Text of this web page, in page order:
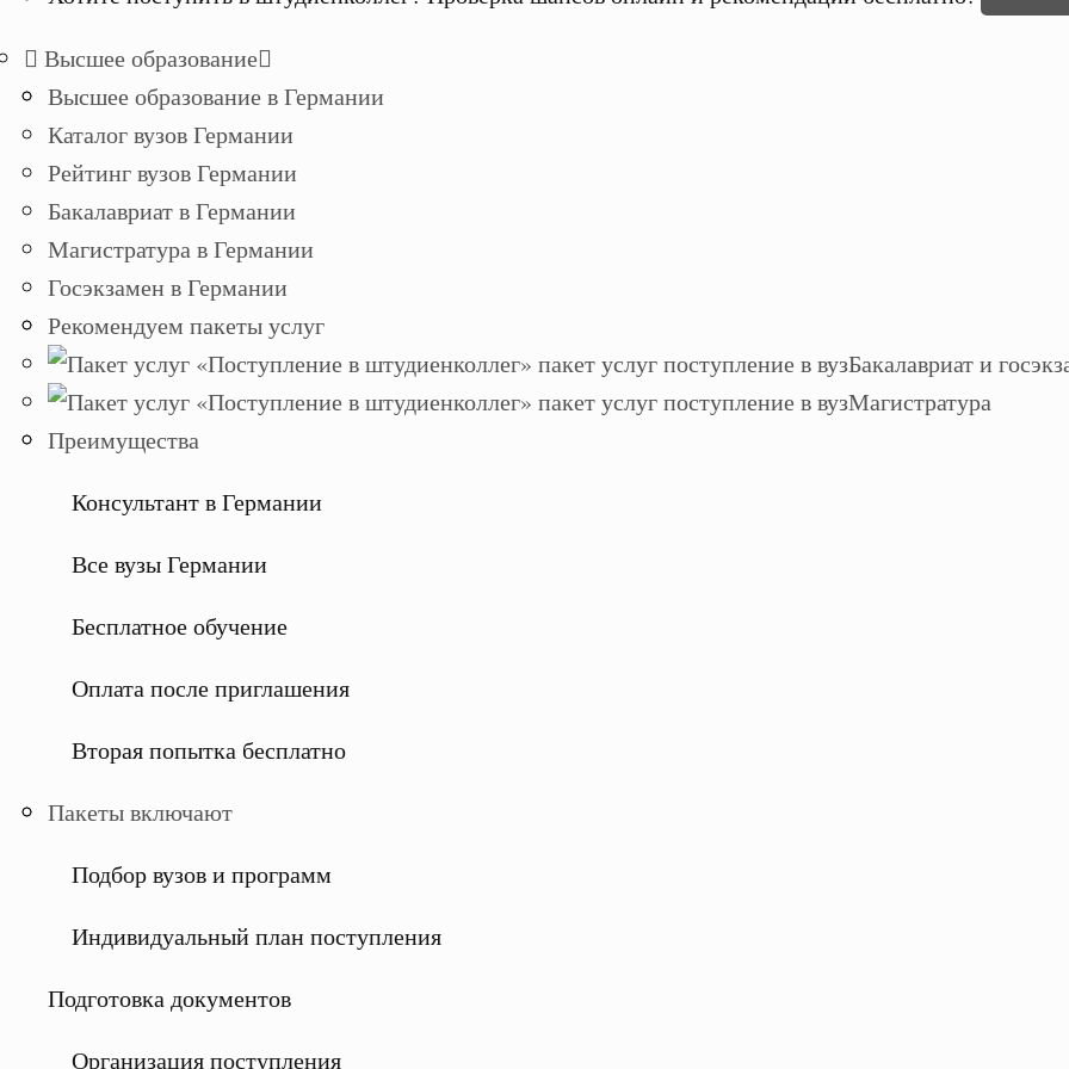
Высшее образование
Высшее образование в Германии
Каталог вузов Германии
Рейтинг вузов Германии
Бакалавриат в Германии
Магистратура в Германии
Госэкзамен в Германии
Рекомендуем пакеты услуг
Бакалавриат и
Магистратура
Преимущества
Консультант в Германии
Все вузы Германии
Бесплатное обучение
Оплата после приглашения
Вторая попытка бесплатно
Пакеты включают
Подбор вузов и программ
Индивидуальный план поступления
Подготовка документов
Организация поступления